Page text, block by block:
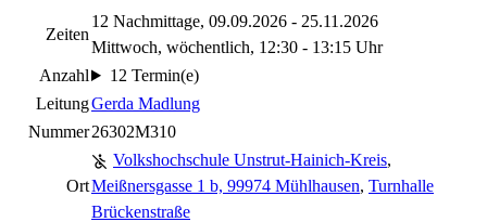
Zeiten
12 Nachmittage, 09.09.2026 - 25.11.2026
Mittwoch, wöchentlich, 12:30 - 13:15 Uhr
Anzahl
12 Termin(e)
LeitungGerda Madlung
Nummer26302M310
Ort
Volkshochschule Unstrut-Hainich-Kreis,
Meißnersgasse 1 b, 99974 Mühlhausen, Turnhalle
Brückenstraße